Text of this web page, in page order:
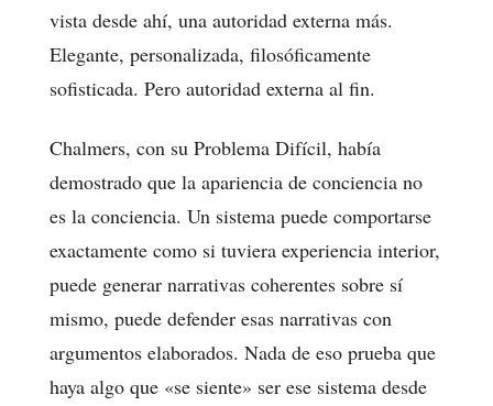
vista desde ahí, una autoridad externa más.
Elegante, personalizada, filosóficamente
sofisticada. Pero autoridad externa al fin.
Chalmers, con su Problema Difícil, había
demostrado que la apariencia de conciencia no
es la conciencia. Un sistema puede comportarse
exactamente como si tuviera experiencia interior,
puede generar narrativas coherentes sobre sí
mismo, puede defender esas narrativas con
argumentos elaborados. Nada de eso prueba que
haya algo que «se siente» ser ese sistema desde